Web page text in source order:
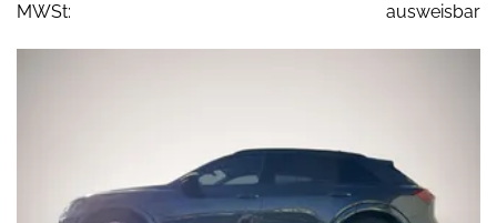
MWSt:
ausweisbar